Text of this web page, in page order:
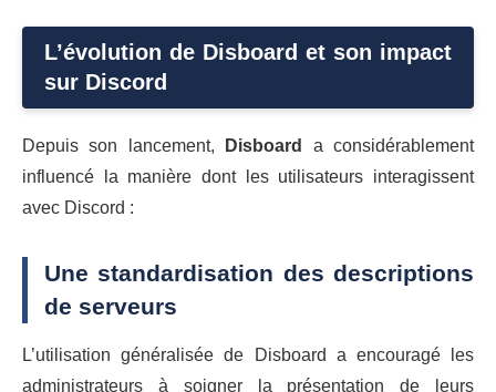
L’évolution de Disboard et son impact
sur Discord
Depuis son lancement, Disboard
a considérablement
influencé la manière dont les utilisateurs interagissent
avec Discord :
Une standardisation des descriptions
de serveurs
L’utilisation généralisée de Disboard a encouragé les
administrateurs à soigner la présentation de leurs